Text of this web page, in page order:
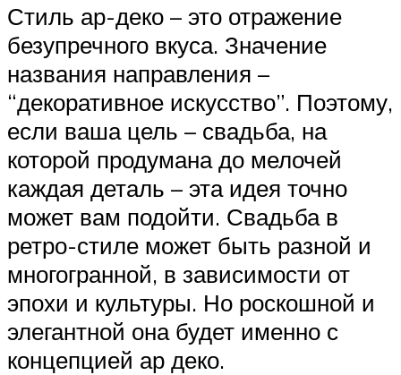
Стиль ар-деко – это отражение
безупречного вкуса. Значение
названия направления –
“декоративное искусство”. Поэтому,
если ваша цель – свадьба, на
которой продумана до мелочей
каждая деталь – эта идея точно
может вам подойти. Свадьба в
ретро-стиле может быть разной и
многогранной, в зависимости от
эпохи и культуры. Но роскошной и
элегантной она будет именно с
концепцией ар деко.